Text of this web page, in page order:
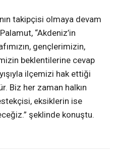
takipçisi olmaya devam
“Akdeniz’in
gençlerimizin,
beklentilerine cevap
ilçemizi hak ettiği
Biz her zaman halkın
eksiklerin ise
şeklinde konuştu.